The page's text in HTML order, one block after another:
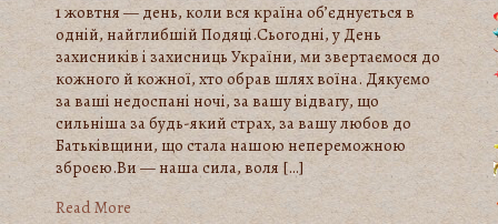
1 жовтня — день, коли вся країна об’єднується в
одній, найглибшій Подяці.Сьогодні, у День
захисників і захисниць України, ми звертаємося до
кожного й кожної, хто обрав шлях воїна. Дякуємо
за ваші недоспані ночі, за вашу відвагу, що
сильніша за будь-який страх, за вашу любов до
Батьківщини, що стала нашою непереможною
зброєю.Ви — наша сила, воля […]
Read More